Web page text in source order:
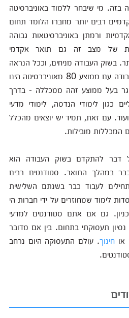
בזה. מי שיבחר ללמוד באוניברסיטה
רבים יותר מחברו הלומד תחום
ורמתן באוניברסיטאות גבוהה
של מצב זה גם תואר אקדמי
בשוק העבודה מניחים, וככל הנראה
בצדק, שבוגר המגיע לראיון עבודה עם ממוצע 80 מאוניברסיטה הינו
בעל ממוצע זהה ממכללה - בדרך
כגון לימודי הנדסה, לימודי מדעי
ועוד. עם זאת, תמיד יש יוצאים מהכלל
המכללות מובילות.
דבר להתקדם בשוק העבודה הוא
במהלך התואר. סטודנטים רבים
לעבוד כבר בשנתם השלישית
לימוד שמחוזרים על ידי חברות הי
גם אם אתם סטודנטים למדעי
תעסוקתי בתחום. בין אם מדובר
או חינוך. עולם התעסוקה היום נרחב